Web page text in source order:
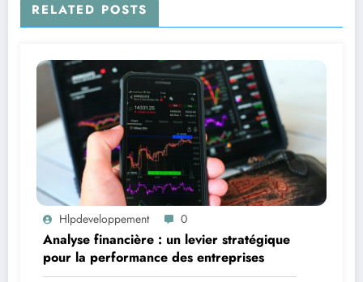
RELATED POSTS
Hlpdeveloppement 0
Analyse financière : un levier stratégique
pour la performance des entreprises